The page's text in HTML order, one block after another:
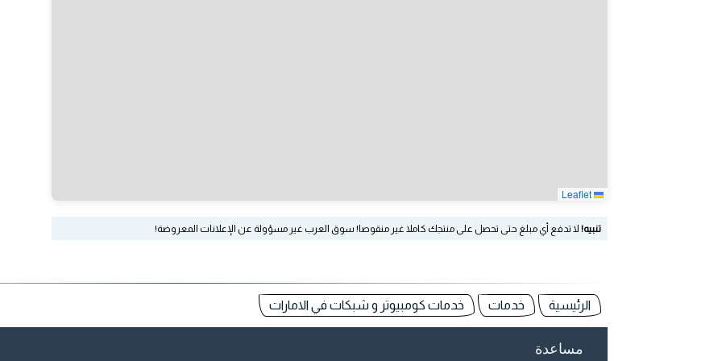
تنبيه! لا تدفع أي مبلغ حتى تحصل على منتجك كاملا غير منقوصا! سوق العرب غير مسؤولة عن الإعلانات المعروضة!
الرئيسية خدمات خدمات كومبيوتر و شبكات في الامارات
مساعدة